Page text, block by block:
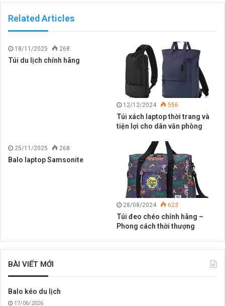
Related Articles
18/11/2025 268
Túi du lịch chính hãng
12/12/2024 556
Túi xách laptop thời trang và
tiện lợi cho dân văn phòng
25/11/2025 268
Balo laptop Samsonite
28/08/2024 623
Túi đeo chéo chính hãng –
Phong cách thời thượng
BÀI VIẾT MỚI
Balo kéo du lịch
17/06/2026